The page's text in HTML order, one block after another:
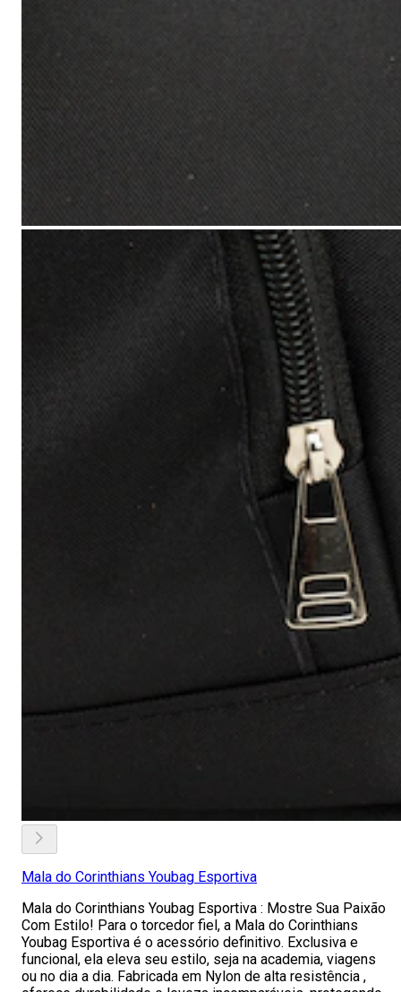
Mala do Corinthians Youbag Esportiva
Mala do Corinthians Youbag Esportiva : Mostre Sua Paixão
Com Estilo! Para o torcedor fiel, a Mala do Corinthians
Youbag Esportiva é o acessório definitivo. Exclusiva e
funcional, ela eleva seu estilo, seja na academia, viagens
ou no dia a dia. Fabricada em Nylon de alta resistência ,